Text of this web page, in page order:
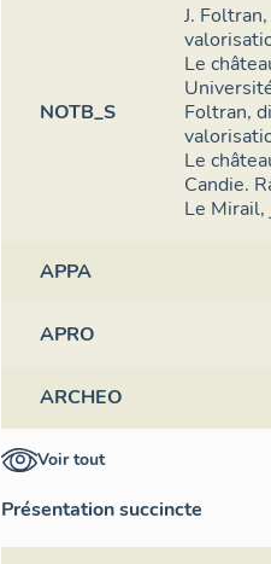
NOTB_S
J.
Le
Foltran,
Le
Candie.
Le
APPA
APRO
ARCHEO
Voir tout
Présentation succincte